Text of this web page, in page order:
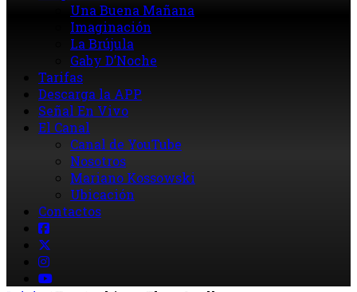
Una Buena Mañana
Imaginación
La Brújula
Gaby D’Noche
Tarifas
Descarga la APP
Señal En Vivo
El Canal
Canal de YouTube
Nosotros
Mariano Kossowski
Ubicación
Contactos